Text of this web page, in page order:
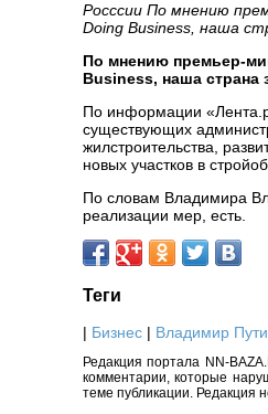
Росссии По мнению
Doing Business, наша
По мнению премьер-
Business, наша страна
По информации
существующих
жилстроительства,
новых участков в
По словам Владимира
реализации мер, есть.
Теги
| Бизнес | Владимир
Редакция портала NN-
комментарии, которые
теме публикации. Редакция